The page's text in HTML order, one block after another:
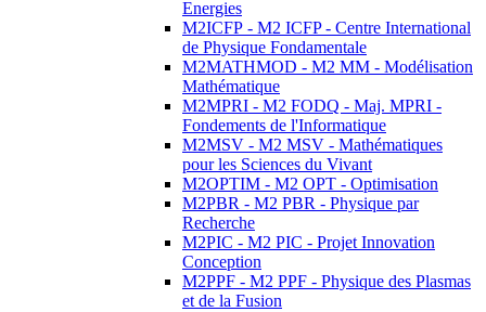
Energies
M2ICFP - M2 ICFP - Centre International
de Physique Fondamentale
M2MATHMOD - M2 MM - Modélisation
Mathématique
M2MPRI - M2 FODQ - Maj. MPRI -
Fondements de l'Informatique
M2MSV - M2 MSV - Mathématiques
pour les Sciences du Vivant
M2OPTIM - M2 OPT - Optimisation
M2PBR - M2 PBR - Physique par
Recherche
M2PIC - M2 PIC - Projet Innovation
Conception
M2PPF - M2 PPF - Physique des Plasmas
et de la Fusion